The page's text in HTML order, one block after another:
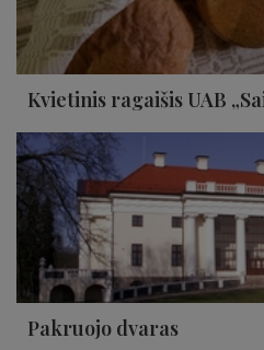
Kvietinis ragaišis UAB
Pakruojo dvaras